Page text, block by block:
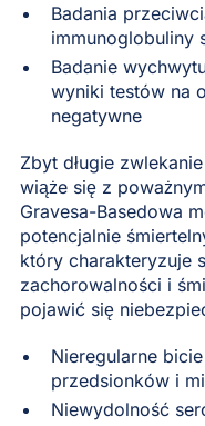
Badania
immunoglobuliny
Badanie
wyniki testów na
negatywne
Zbyt długie
wiąże się z
Gravesa-Basedowa
potencjalnie
który charakteryzuje
zachorowalności i
pojawić się
Nieregularne
przedsionków i
Niewydolność